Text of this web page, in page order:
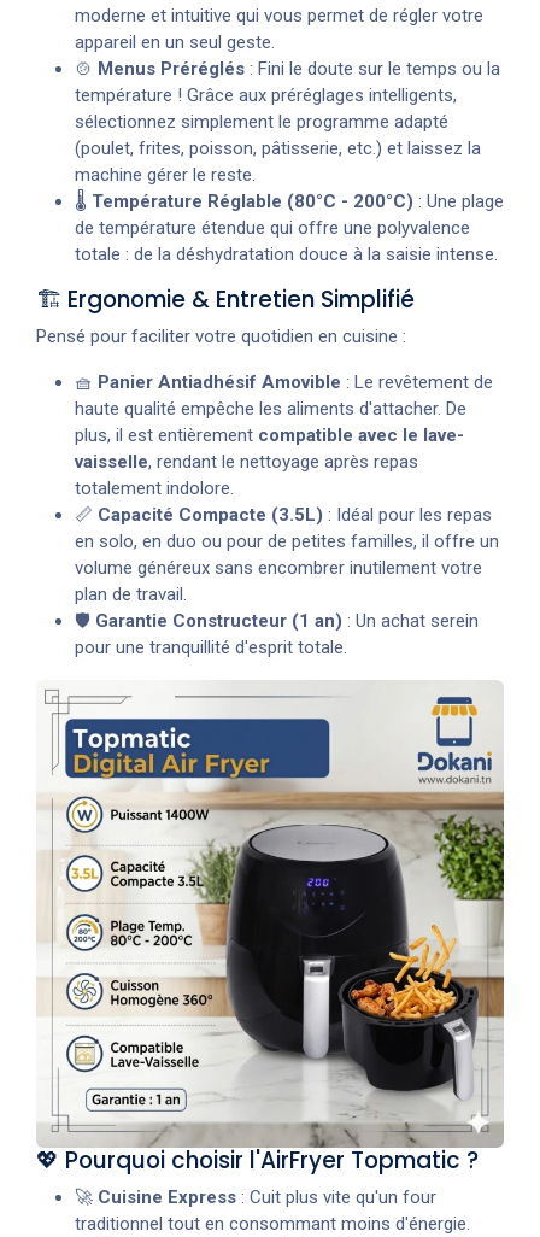
moderne et intuitive qui vous permet de régler votre
appareil en un seul geste.
🍲 Menus Préréglés : Fini le doute sur le temps ou la
température ! Grâce aux préréglages intelligents,
sélectionnez simplement le programme adapté
(poulet, frites, poisson, pâtisserie, etc.) et laissez la
machine gérer le reste.
🌡️ Température Réglable (80°C - 200°C) : Une plage
de température étendue qui offre une polyvalence
totale : de la déshydratation douce à la saisie intense.
🏗️ Ergonomie & Entretien Simplifié
Pensé pour faciliter votre quotidien en cuisine :
🧺 Panier Antiadhésif Amovible : Le revêtement de
haute qualité empêche les aliments d'attacher. De
plus, il est entièrement compatible avec le lave-
vaisselle, rendant le nettoyage après repas
totalement indolore.
📏 Capacité Compacte (3.5L) : Idéal pour les repas
en solo, en duo ou pour de petites familles, il offre un
volume généreux sans encombrer inutilement votre
plan de travail.
🛡️ Garantie Constructeur (1 an) : Un achat serein
pour une tranquillité d'esprit totale.
💖 Pourquoi choisir l'AirFryer Topmatic ?
🚀 Cuisine Express : Cuit plus vite qu'un four
traditionnel tout en consommant moins d'énergie.